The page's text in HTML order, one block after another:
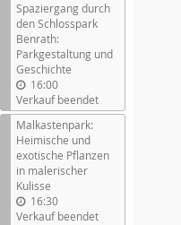
Spaziergang durch
den Schlosspark
Benrath:
Parkgestaltung und
Geschichte
16:00
Verkauf beendet
Malkastenpark:
Heimische und
exotische Pflanzen
in malerischer
Kulisse
16:30
Verkauf beendet